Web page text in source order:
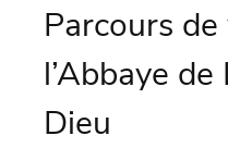
Parcours
l’Abbaye
Dieu